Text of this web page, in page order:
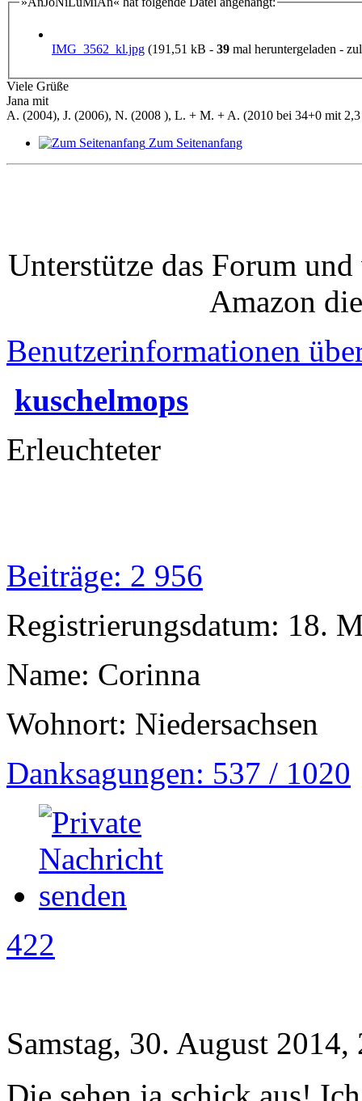
IMG_3562_kl.jpg (191,51 kB - 39 mal heruntergeladen -
Viele Grüße
Jana mit
A. (2004), J. (2006), N. (2008 ), L. + M. + A. (2010 bei 34+0 mit
Zum Seitenanfang
Unterstütze das Forum
Amazon
Benutzerinformationen
kuschelmops
Erleuchteter
Beiträge: 2 956
Registrierungsdatum: 18.
Name: Corinna
Wohnort: Niedersachsen
Danksagungen: 537 / 1020
422
Samstag, 30. August 2014,